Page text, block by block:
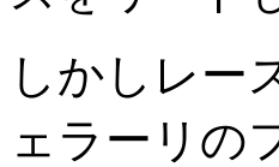
しかしレー
ェラーリの